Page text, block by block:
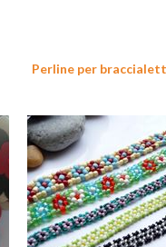
Perline per